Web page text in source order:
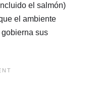
el salmón)
el ambiente
sus